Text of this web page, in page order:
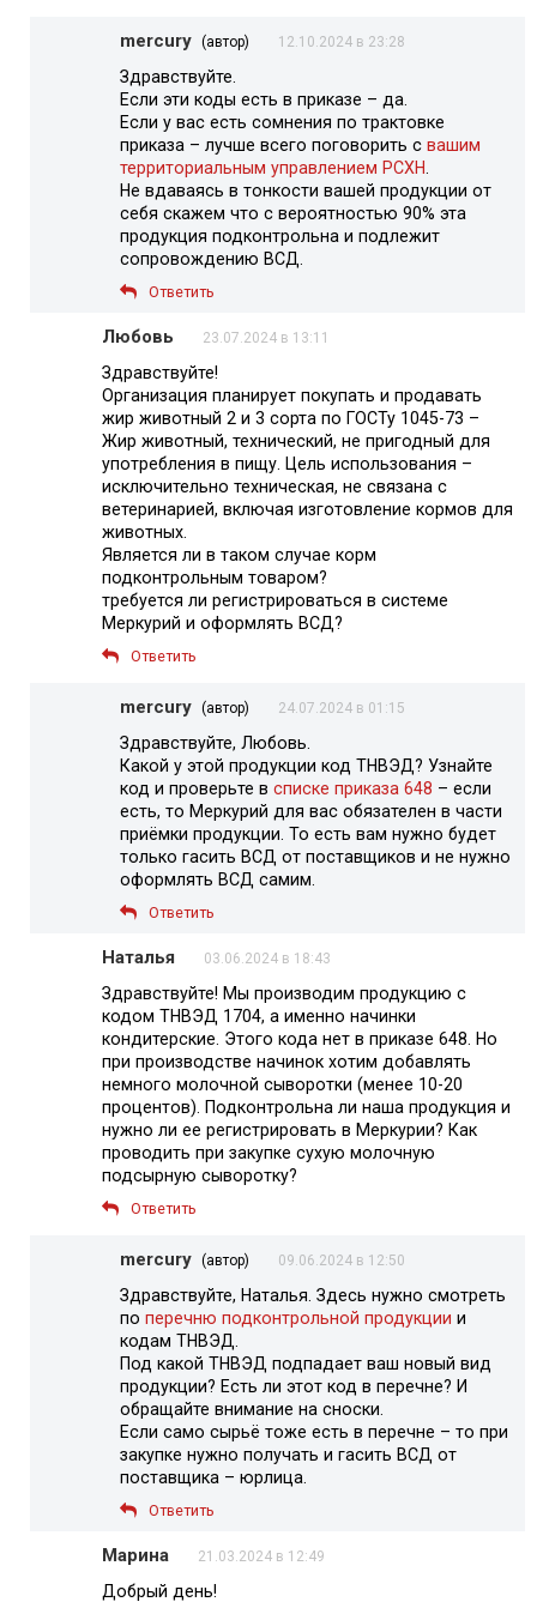
mercury (автор) 12.10.2024 в 23:28
Здравствуйте.
Если эти коды есть в приказе – да.
Если у вас есть сомнения по трактовке
приказа – лучше всего поговорить с вашим
территориальным управлением РСХН
Не вдаваясь в тонкости вашей продукции от
себя скажем что с вероятностью 90% эта
продукция подконтрольна и подлежит
сопровождению ВСД.
Ответить
Любовь 23.07.2024 в 13:11
Здравствуйте!
Организация планирует покупать и продавать
жир животный 2 и 3 сорта по ГОСТу 1045-73 –
Жир животный, технический, не пригодный для
употребления в пищу. Цель использования –
исключительно техническая, не связана с
ветеринарией, включая изготовление кормов для
животных.
Является ли в таком случае корм
подконтрольным товаром?
требуется ли регистрироваться в системе
Меркурий и оформлять ВСД?
Ответить
mercury (автор) 24.07.2024 в 01:15
Здравствуйте, Любовь.
Какой у этой продукции код ТНВЭД? Узнайте
код и проверьте в списке приказа 648 – если
есть, то Меркурий для вас обязателен в части
приёмки продукции. То есть вам нужно будет
только гасить ВСД от поставщиков и не нужно
оформлять ВСД самим.
Ответить
Наталья 03.06.2024 в 18:43
Здравствуйте! Мы производим продукцию с
кодом ТНВЭД 1704, а именно начинки
кондитерские. Этого кода нет в приказе 648. Но
при производстве начинок хотим добавлять
немного молочной сыворотки (менее 10-20
процентов). Подконтрольна ли наша продукция и
нужно ли ее регистрировать в Меркурии? Как
проводить при закупке сухую молочную
подсырную сыворотку?
Ответить
mercury (автор) 09.06.2024 в 12:50
Здравствуйте, Наталья. Здесь нужно смотреть
по перечню подконтрольной продукции и
кодам ТНВЭД.
Под какой ТНВЭД подпадает ваш новый вид
продукции? Есть ли этот код в перечне? И
обращайте внимание на сноски.
Если само сырьё тоже есть в перечне – то при
закупке нужно получать и гасить ВСД от
поставщика – юрлица.
Ответить
Марина 21.03.2024 в 12:49
Добрый день!